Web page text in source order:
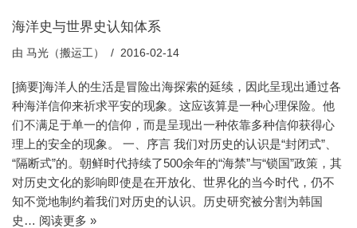
海洋史与世界史认知体系
由 马光（搬运工） 2016-02-14
[摘要]海洋人的生活是冒险出海探索的延续，因此呈现出通过各
种海洋信仰来祈求平安的现象。这应该算是一种心理保险。他
们不满足于单一的信仰，而是呈现出一种依靠多种信仰获得心
理上的安全的现象。 一、序言 我们对历史的认识是“封闭式”、
“隔断式”的。朝鲜时代持续了500余年的“海禁”与“锁国”政策，其
对历史文化的影响即使是在开放化、世界化的当今时代，仍不
知不觉地制约着我们对历史的认识。历史研究被分割为韩国
史… 阅读更多 »